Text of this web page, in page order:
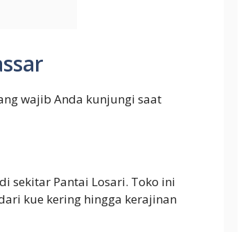
wajib Anda kunjungi saat
sekitar Pantai Losari. Toko ini
kue kering hingga kerajinan